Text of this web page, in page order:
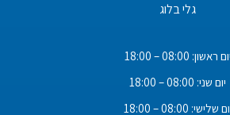
גלי בלוג
יום ראשון: 08:00 – 18:00
יום שני: 08:00 – 18:00
שלישי: 08:00 – 18:00